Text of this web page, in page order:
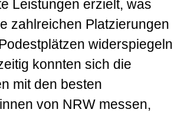
Leistungen erzielt, was
zahl­reichen Platzierungen
wider­spiegeln
konnten sich die
mit den besten
von NRW messen,